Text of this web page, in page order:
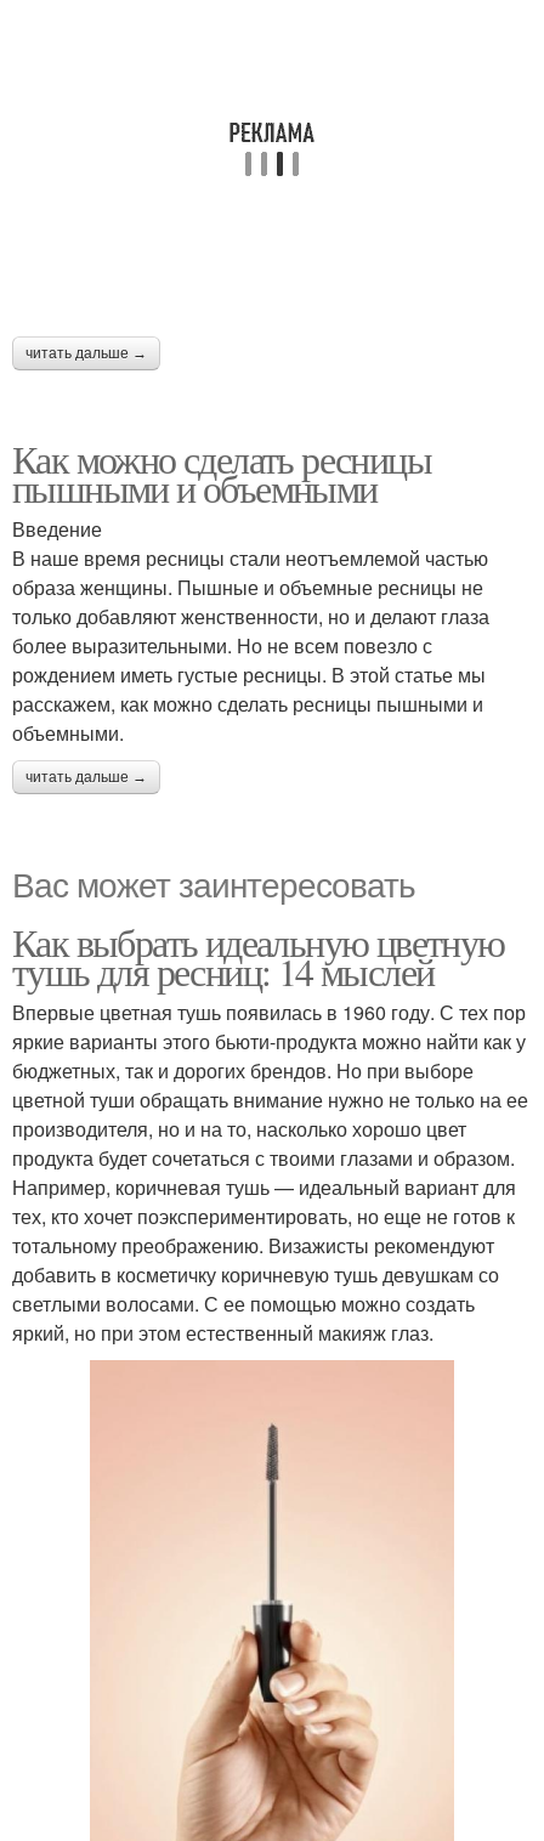
читать дальше →
Как можно сделать ресницы
пышными и объемными
Введение
В наше время ресницы стали неотъемлемой частью
образа женщины. Пышные и объемные ресницы не
только добавляют женственности, но и делают глаза
более выразительными. Но не всем повезло с
рождением иметь густые ресницы. В этой статье мы
расскажем, как можно сделать ресницы пышными и
объемными.
читать дальше →
Вас может заинтересовать
Как выбрать идеальную цветную
тушь для ресниц: 14 мыслей
Впервые цветная тушь появилась в 1960 году. С тех пор
яркие варианты этого бьюти-продукта можно найти как у
бюджетных, так и дорогих брендов. Но при выборе
цветной туши обращать внимание нужно не только на ее
производителя, но и на то, насколько хорошо цвет
продукта будет сочетаться с твоими глазами и образом.
Например, коричневая тушь — идеальный вариант для
тех, кто хочет поэкспериментировать, но еще не готов к
тотальному преображению. Визажисты рекомендуют
добавить в косметичку коричневую тушь девушкам со
светлыми волосами. С ее помощью можно создать
яркий, но при этом естественный макияж глаз.